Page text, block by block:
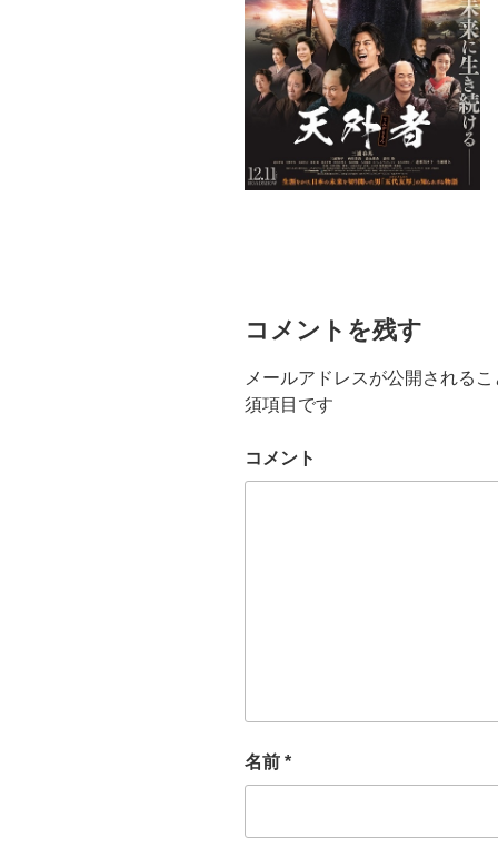
コメントを残す
メールアドレスが公開されるこ
須項目です
コメント
名前 *